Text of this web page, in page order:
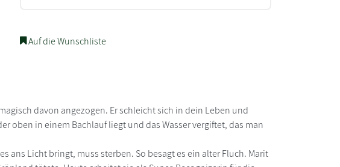
Auf die Wunschliste
davon angezogen. Er schleicht sich in dein Leben und
oben in einem Bachlauf liegt und das Wasser vergiftet, das man
ans Licht bringt, muss sterben. So besagt es ein alter Fluch. Marit